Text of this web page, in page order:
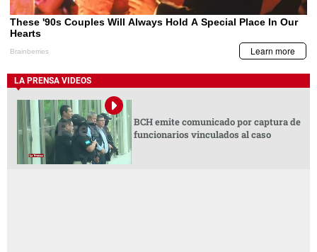
LA PRENSA VIDEOS
BCH emite comunicado por captura de
funcionarios vinculados al caso